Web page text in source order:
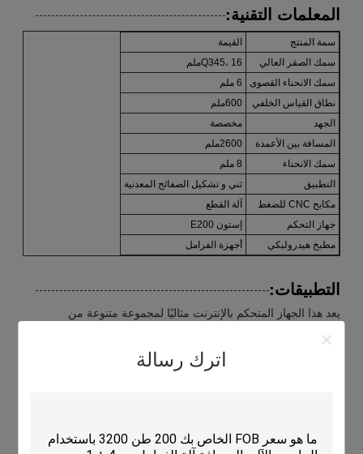
اترك رسالة
المعلمات التقنية:
سمة المنتج
القيمة
سمك الصقر العالي
Q345، 16ملم
سمك الانحناء القصوى
6 ملم
نطاق القياس الخلفي
600ملم
الجهد
مخصصة
المسافة بين الأعمدة
2600ملم
سمك الانحناء
8 ملم
التطبيق
ثني و تشكيل الصفائح المعدنية
مكابح CNC للضغط
آلة القطع
جهاز التحكم
إستون E200
مطبخ هيدروليكي
أجهزة الفرامل
التطبيقات:
يعد هذا الجهاز المتحكم بالإنترنت مثاليًا لمجموعة متنوعة من
المعدنية مثل الخزانات والرفوف والحجرات.يستخدم أيضا في صناعة
السيارات لإنتاج قطع غيار السيارات مثل الأبواببالإضافة إلى ذلك ، يتم
استخدام مكابح NC للضغط في صناعة البناء لإنتاج مكونات صلبية
عادة في ثني وتشكيل الصفائح المعدنية إلى أشكال و زوايا معقدة،